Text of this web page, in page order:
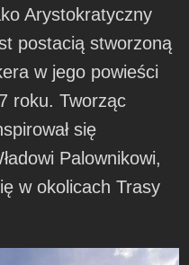
Arystokratyczny
postacią stworzoną
w jego powieści
roku. Tworząc
się
Palownikowi,
w okolicach Trasy